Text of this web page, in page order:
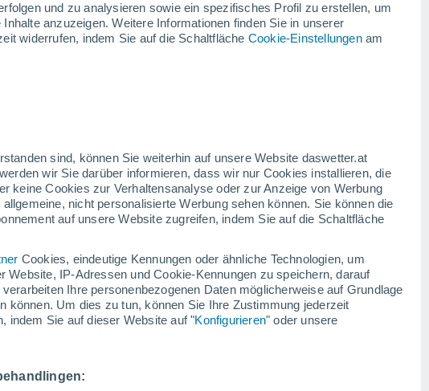
und zu analysieren sowie ein spezifisches Profil zu erstellen, um
anzuzeigen. Weitere Informationen finden Sie in unserer
widerrufen, indem Sie auf die Schaltfläche Cookie-Einstellungenam
sind, können Sie weiterhin auf unsere Website daswetter.at
wir Sie darüber informieren, dass wir nur Cookies installieren, die
keine Cookies zur Verhaltensanalyse oder zur Anzeige von Werbung
nicht personalisierte Werbung sehen können. Sie können die
auf unsere Website zugreifen, indem Sie auf die Schaltfläche
Cookies, eindeutige Kennungen oder ähnliche Technologien, um
Website, IP-Adressen und Cookie-Kennungen zu speichern, darauf
Ihre personenbezogenen Daten möglicherweise auf Grundlage
können. Um dies zu tun, können Sie Ihre Zustimmung jederzeit
indem Sie auf dieser Website auf "Konfigurieren" oder unsere
Heute
7. Aug
Morgen
8. Aug
Sonntag
9. Aug
4 0
- / 19
0 / 6
Schneeverhältnisse
Schneehöhe iauf dem Berg
Schneebeschaffenheit im Tal